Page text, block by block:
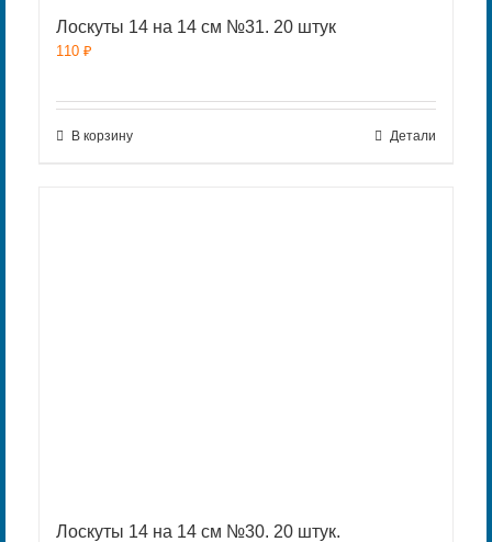
Лоскуты 14 на 14 см №31. 20 штук
110 ₽
В корзину Детали
Лоскуты 14 на 14 см №30. 20 штук.